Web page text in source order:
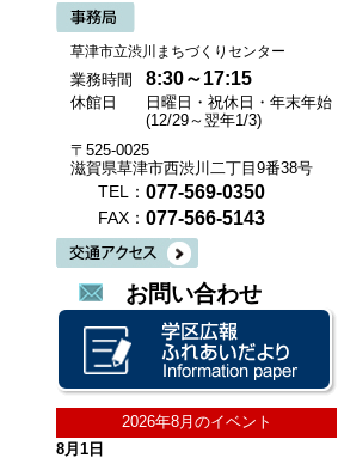
草津市立渋川まちづくりセンター
業務時間 8:30～17:15
休館日
日曜日・祝休日・年末年始
(12/29～翌年1/3)
〒525-0025
滋賀県草津市西渋川二丁目9番38号
TEL： 077-569-0350
FAX： 077-566-5143
お問い合わせ
2026年8月のイベント
8月1日